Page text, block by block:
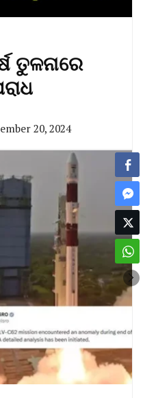
ତୁଳନାରେ
20, 2024